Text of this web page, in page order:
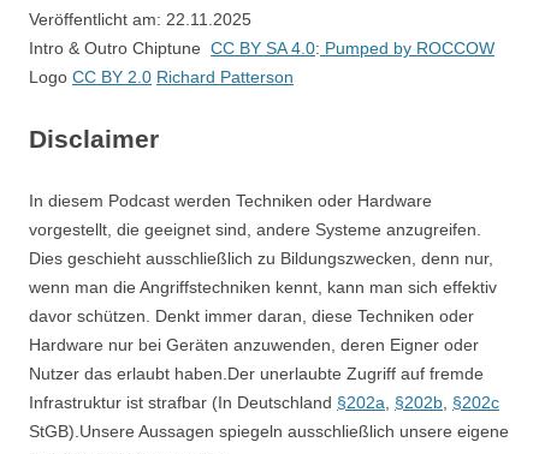
Veröffentlicht am: 22.11.2025
Intro & Outro Chiptune CC BY SA 4.0: Pumped by ROCCOW
Logo CC BY 2.0 Richard Patterson
Disclaimer
In diesem Podcast werden Techniken oder Hardware
vorgestellt, die geeignet sind, andere Systeme anzugreifen.
Dies geschieht ausschließlich zu Bildungszwecken, denn nur,
wenn man die Angriffstechniken kennt, kann man sich effektiv
davor schützen. Denkt immer daran, diese Techniken oder
Hardware nur bei Geräten anzuwenden, deren Eigner oder
Nutzer das erlaubt haben.Der unerlaubte Zugriff auf fremde
Infrastruktur ist strafbar (In Deutschland §202a §202b §202c
StGB).Unsere Aussagen spiegeln ausschließlich unsere eigene